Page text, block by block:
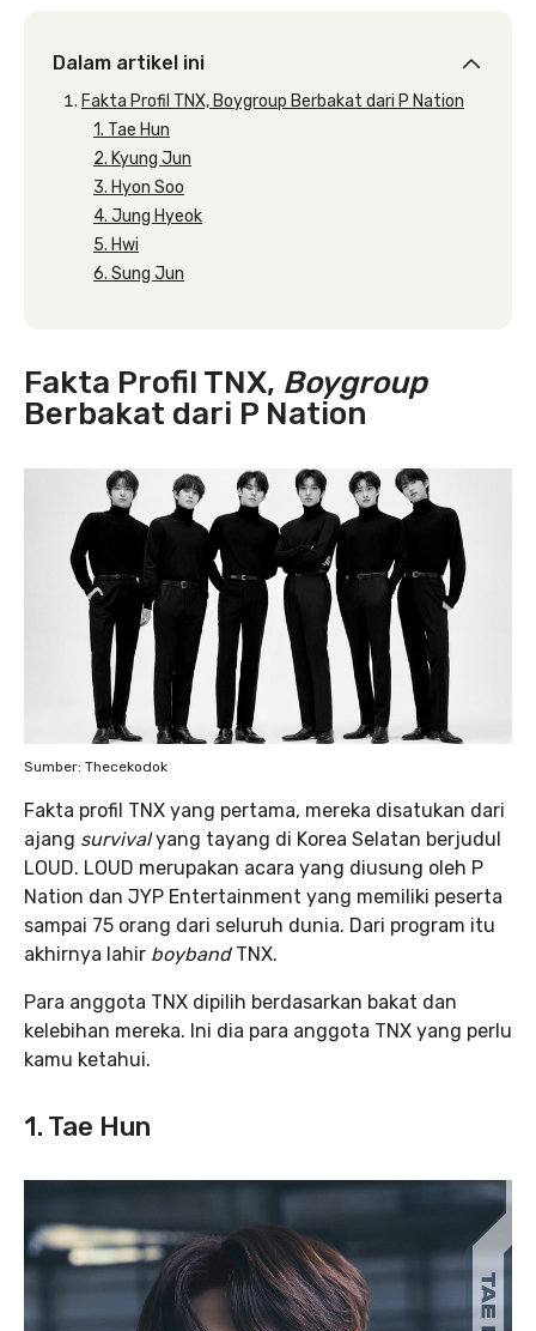
Dalam artikel ini
Fakta Profil TNX, Boygroup Berbakat dari P Nation
1. Tae Hun
2. Kyung Jun
3. Hyon Soo
4. Jung Hyeok
5. Hwi
6. Sung Jun
Fakta Profil TNX, Boygroup
Berbakat dari P Nation
Sumber: Thecekodok
Fakta profil TNX yang pertama, mereka disatukan dari
ajang survivalyang tayang di Korea Selatan berjudul
LOUD. LOUD merupakan acara yang diusung oleh P
Nation dan JYP Entertainment yang memiliki peserta
sampai 75 orang dari seluruh dunia. Dari program itu
akhirnya lahir boybandTNX.
Para anggota TNX dipilih berdasarkan bakat dan
kelebihan mereka. Ini dia para anggota TNX yang perlu
kamu ketahui.
1. Tae Hun